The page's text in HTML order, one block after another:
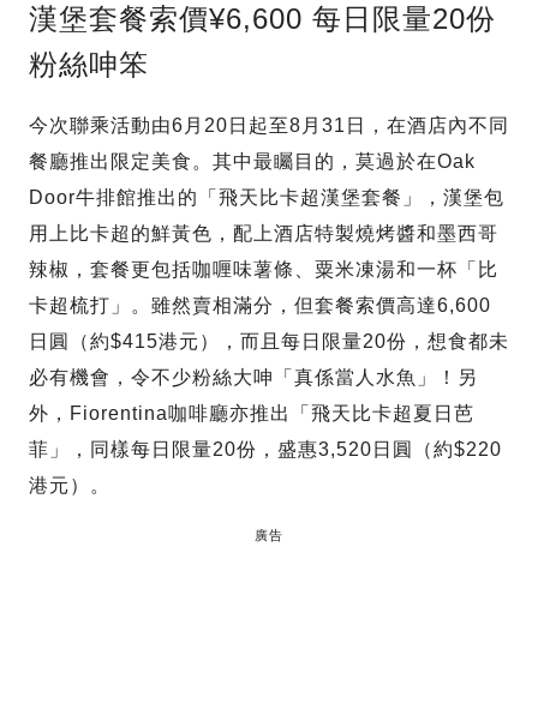
漢堡套餐索價¥6,600 每日限量20份
粉絲呻笨
今次聯乘活動由6月20日起至8月31日，在酒店內不同
餐廳推出限定美食。其中最矚目的，莫過於在Oak
Door牛排館推出的「飛天比卡超漢堡套餐」，漢堡包
用上比卡超的鮮黃色，配上酒店特製燒烤醬和墨西哥
辣椒，套餐更包括咖喱味薯條、粟米凍湯和一杯「比
卡超梳打」。雖然賣相滿分，但套餐索價高達6,600
日圓（約$415港元），而且每日限量20份，想食都未
必有機會，令不少粉絲大呻「真係當人水魚」！另
外，Fiorentina咖啡廳亦推出「飛天比卡超夏日芭
菲」，同樣每日限量20份，盛惠3,520日圓（約$220
港元）。
廣告